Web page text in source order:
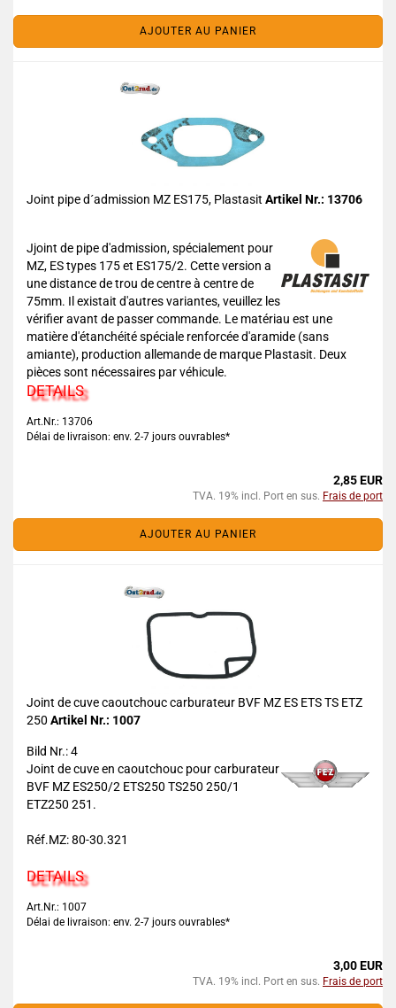
AJOUTER AU PANIER
Joint pipe d´admission MZ ES175, Plastasit Artikel Nr.: 13706
Jjoint de pipe d'admission, spécialement pour
MZ, ES types 175 et ES175/2. Cette version a
une distance de trou de centre à centre de
75mm. Il existait d'autres variantes, veuillez les
vérifier avant de passer commande. Le matériau est une
matière d'étanchéité spéciale renforcée d'aramide (sans
amiante), production allemande de marque Plastasit. Deux
pièces sont nécessaires par véhicule.
DETAILS
Art.Nr.: 13706
Délai de livraison: env. 2-7 jours ouvrables*
2,85 EUR
TVA. 19% incl. Port en sus. Frais de port
AJOUTER AU PANIER
Joint de cuve caoutchouc carburateur BVF MZ ES ETS TS ETZ
250 Artikel Nr.: 1007
Bild Nr.: 4
Joint de cuve en caoutchouc pour carburateur
BVF MZ ES250/2 ETS250 TS250 250/1
ETZ250 251.
Réf.MZ: 80-30.321
DETAILS
Art.Nr.: 1007
Délai de livraison: env. 2-7 jours ouvrables*
3,00 EUR
TVA. 19% incl. Port en sus. Frais de port